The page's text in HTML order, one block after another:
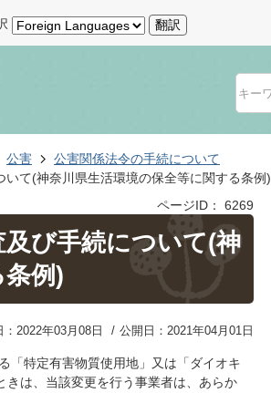
翻訳
公害
公害関係法令の手続について
て(神奈川県生活環境の保全等に関する条例)
ページID：
6269
び手続について(神
例)
：2022年03月08日 公開日：2021年04月01日
「特定有害物質使用地」又は「ダイオキ
は、当該変更を行う事業者は、あらか